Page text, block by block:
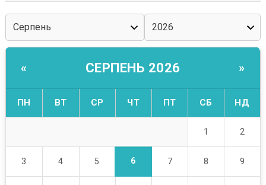
« СЕРПЕНЬ 2026 »
ПН ВТ СР ЧТ ПТ СБ НД
1 2
3 4 5 6 7 8 9